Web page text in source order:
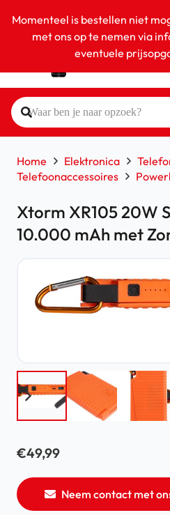
Momenteel is bestellen niet
met ons op te nemen via
eventuele
Home Elektronica
Telefoonaccessoires
Xtorm XR105 20W
10.000 mAh met
€49,99
Neem contact met